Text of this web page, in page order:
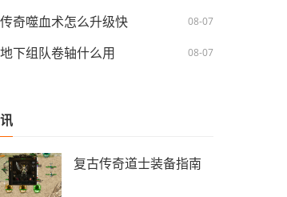
奇噬血术怎么升级快 08-07
下组队卷轴什么用 08-07
复古传奇道士装备指南